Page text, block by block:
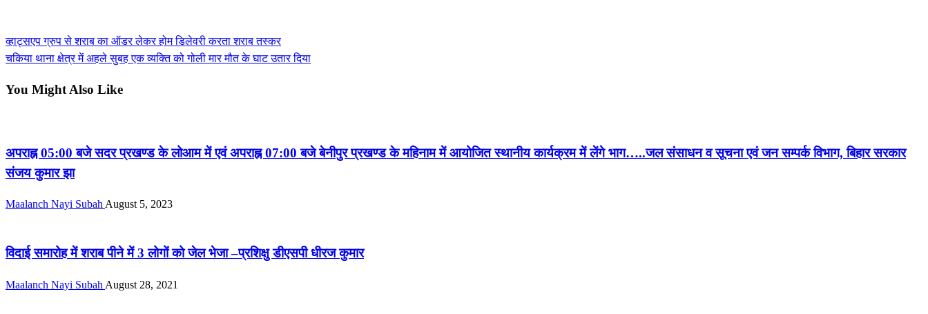
Post
navigation
Previous
Post
व्हाट्सएप ग्रुप से शराब का ऑडर लेकर होम डिलेवरी करता शराब तस्कर
Next
चकिया थाना क्षेत्र में अहले सुबह एक व्यक्ति को गोली मार मौत के घाट उतार दिया
You Might Also Like
अपराह्न 05:00 बजे सदर प्रखण्ड के लोआम में एवं अपराह्न 07:00 बजे बेनीपुर प्रखण्ड के महिनाम में आयोजित स्थानीय कार्यक्रम में लेंगे भाग…..जल संसाधन व सूचना एवं जन सम्पर्क विभाग, बिहार सरकार
संजय कुमार झा
Maalanch Nayi Subah August 5, 2023
विदाई समारोह में शराब पीने में 3 लोगों को जेल भेजा –प्रशिक्षु डीएसपी धीरज कुमार
Maalanch Nayi Subah August 28, 2021